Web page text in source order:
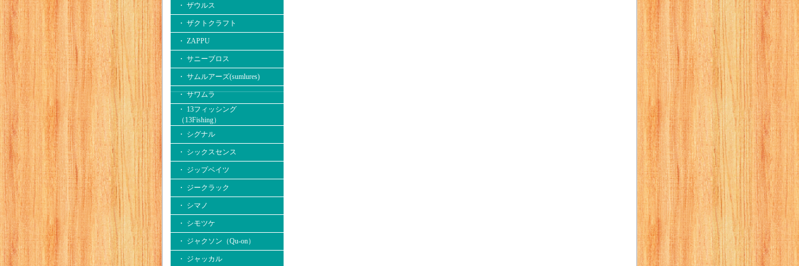
・ ザウルス
・ ザクトクラフト
・ ZAPPU
・ サニーブロス
・ サムルアーズ(sumlures)
・ サワムラ
・ 13フィッシング
（13Fishing）
・ シグナル
・ シックスセンス
・ ジップベイツ
・ ジークラック
・ シマノ
・ シモツケ
・ ジャクソン（Qu-on）
・ ジャッカル